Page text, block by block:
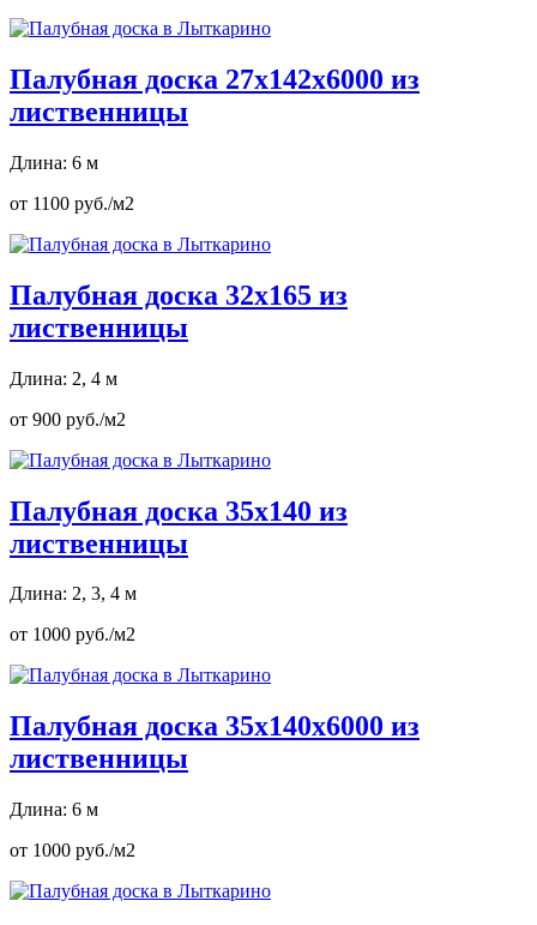
Палубная доска 27х142х6000 из
лиственницы
Длина: 6 м
от 1100 руб./м2
Палубная доска 32х165 из
лиственницы
Длина: 2, 4 м
от 900 руб./м2
Палубная доска 35х140 из
лиственницы
Длина: 2, 3, 4 м
от 1000 руб./м2
Палубная доска 35х140х6000 из
лиственницы
Длина: 6 м
от 1000 руб./м2